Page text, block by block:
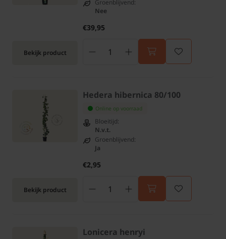
Bekijk product
Groenblijvend:
Nee
€39,95
Bekijk product
Hedera hibernica 80/100
Online op voorraad
Bloeitijd:
N.v.t.
Groenblijvend:
Ja
€2,95
Lonicera henryi